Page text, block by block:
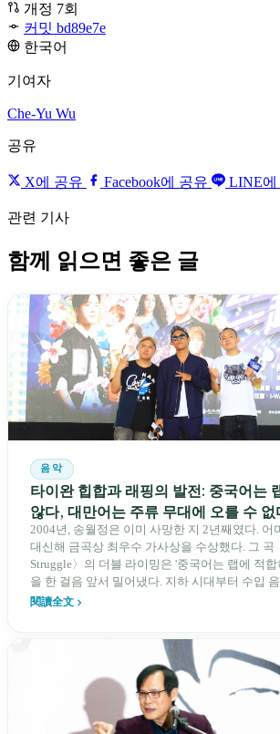
개정 7회
커밋 bd89e7e
한국어
기여자
Che-Yu Wu
공유
X에 공유 Facebook에 공유 LINE에
관련 기사
함께 읽으면 좋은 글
음악
타이완 힙합과 래핑의 발전: 중국어는
않다, 대만어는 주류 무대에 오를 수
니다 — 그들은 세 가지 불리한 조건을
프린트로 노래했다
2004년, 송월정은 이미 사망한 지 2년째였다. 어
대신해 금곡상 최우수 가사상을 수상했다. 그 곡
Struggle〉의 더블 라이밍은 '중국어는 랩에 적
을 한 걸음 앞서 밀어냈다. 지하 시대부터 수입
며 시작해, 레오왕과 핫도그가 차례로 래핑 그랑
대만어 사투리, 빈민굴 출신이 아닌 약자라는 세
을 오직 이곳에서만 부를 수 있는 다원적 주권
해냈다는 사실이다.
閱讀全文